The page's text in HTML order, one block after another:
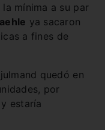
mínima a su par
ya sacaron
a fines de
quedó en
por
estaría